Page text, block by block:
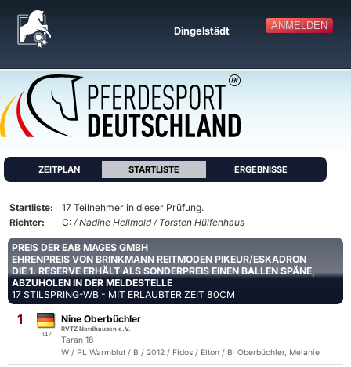
ANMELDEN
Dingelstädt
ZEITPLAN STARTLISTE ERGEBNISSE
Startliste:
17 Teilnehmer in dieser Prüfung.
Richter:
C: / Nadine Hellmold / Torsten Hülfenhaus
PREIS DER EAB MAGES GMBH
EHRENPREIS VON BRINKMANN REITMODEN PIKEUR/ESKADRON
DIE 1. RESERVE ERHÄLT ALS SONDERPREIS EINEN BALLEN SPÄNE,
ABZUHOLEN IN DER MELDESTELLE
17 STILSPRING-WB - MIT ERLAUBTER ZEIT 80CM
1
142
Nine Oberbüchler
RVTZ Nordhausen e.V.
Taran 18
W / PL Warmblut / B / 2012 / Fidos / Elton / B: Oberbüchler, Melanie